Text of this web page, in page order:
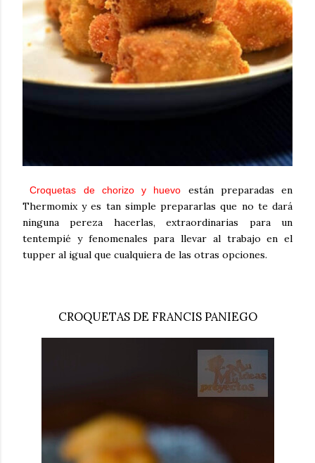
Croquetas de chorizo y huevo están preparadas en
Thermomix y es tan simple prepararlas que no te dará
ninguna pereza hacerlas, extraordinarias para un
tentempié y fenomenales para llevar al trabajo en el
tupper al igual que cualquiera de las otras opciones.
CROQUETAS DE FRANCIS PANIEGO